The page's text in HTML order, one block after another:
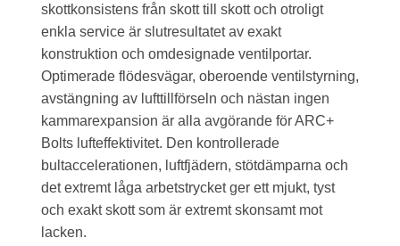
skottkonsistens från skott till skott och otroligt
enkla service är slutresultatet av exakt
konstruktion och omdesignade ventilportar.
Optimerade flödesvägar, oberoende ventilstyrning,
avstängning av lufttillförseln och nästan ingen
kammarexpansion är alla avgörande för ARC+
Bolts lufteffektivitet. Den kontrollerade
bultaccelerationen, luftfjädern, stötdämparna och
det extremt låga arbetstrycket ger ett mjukt, tyst
och exakt skott som är extremt skonsamt mot
lacken.